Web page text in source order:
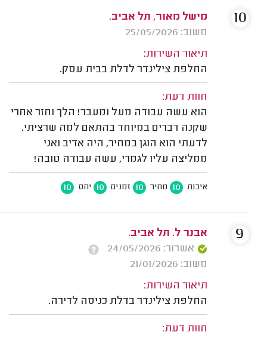
מישל מאור, תל אביב.
משוב: 25/05/2026
תיאור השירות:
החלפת צילינדר לדלת בבית עסק.
חוות דעת:
הוא עשה עבודה מעל ומעבר! הלך וחזר אחרי
שקנה דברים במיוחד בהתאם למה שרציתי.
לדעתי הוא הוגן במחיר, היה אדיב ואני
ממליצה עליו לגמרי, עשה עבודה טובה!
איכות 10 מחיר 10 זמנים 10 יחס 10
10
אבנר ל. תל אביב.
אשרור: 24/05/2026
משוב: 21/01/2026
תיאור השירות:
החלפת צילינדר בדלת כניסה לדירה.
חוות דעת:
9